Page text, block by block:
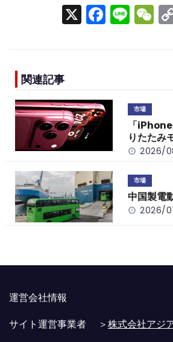
X F
a
k
Li
n
W
e
関連記事
市場
「
りたたみ
2026/
市場
中国製電
2026/
運営会社情報
サイト運営事業者 ＞株式会社アジ